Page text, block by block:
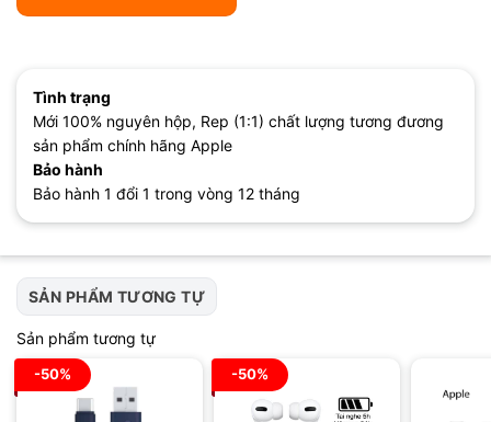
Tình trạng
Mới 100% nguyên hộp, Rep (1:1) chất lượng tương đương
sản phẩm chính hãng Apple
Bảo hành
Bảo hành 1 đổi 1 trong vòng 12 tháng
SẢN PHẨM TƯƠNG TỰ
Sản phẩm tương tự
-50% -50%